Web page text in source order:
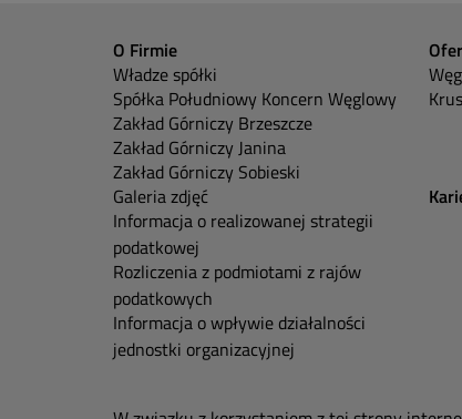
O Firmie
Władze spółki
Spółka Południowy Koncern Węglowy
Zakład Górniczy Brzeszcze
Zakład Górniczy Janina
Zakład Górniczy Sobieski
Galeria zdjęć
Informacja o realizowanej strategii
podatkowej
Rozliczenia z podmiotami z rajów
podatkowych
Informacja o wpływie działalności
jednostki organizacyjnej